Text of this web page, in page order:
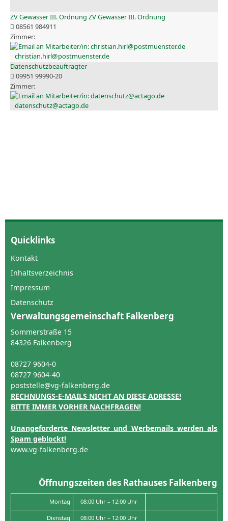
ZV Gewässer III. Ordnung ZV Gewässer III. Ordnung
08561 984911
christian.hirl@postmuenster.de
Datenschutzbeauftragter
09951 99990-20
datenschutz@actago.de
Quicklinks
Kontakt
Inhaltsverzeichnis
Impressum
Datenschutz
Verwaltungsgemeinschaft Falkenberg
Sommerstraße 15
84326 Falkenberg
08727 9604-0
08727 9604-40
poststelle@vg-falkenberg.de
RECHNUNGS-E-MAILS NICHT AN DIESE ADRESSE!
BITTE IMMER VORHER NACHFRAGEN!
Unangeforderte Newsletter und Werbemails werden als
Spam geblockt!
www.vg-falkenberg.de
Öffnungszeiten des Rathauses Falkenberg
Montag 08:00 Uhr – 12:00 Uhr
Dienstag 08:00 Uhr – 12:00 Uhr